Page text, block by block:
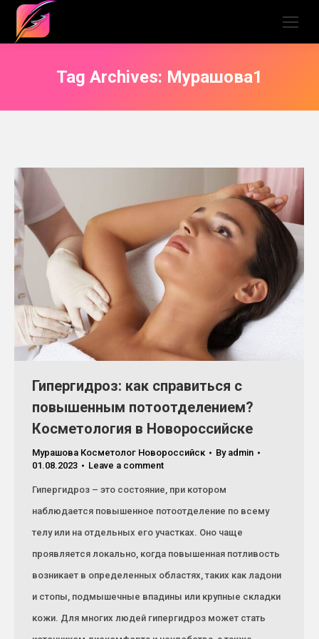
Tag Archives: Мурашова1
Гипергидроз: как справиться с
повышенным потоотделением?
Косметология в Новороссийске
Мурашова Косметолог Новороссийск By admin
01.08.2023
Leave a comment
Гипергидроз – это состояние, при котором
наблюдается повышенное потоотделение по всему
телу или на отдельных его участках. Оно чаще
проявляется локально, когда повышенная потливость
возникает в определенных областях, таких как ладони
и стопы, подмышечные впадины или крупные складки
кожи. Для многих людей гипергидроз может стать